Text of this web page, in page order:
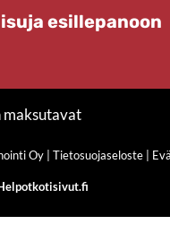
esillepanoon
Oy | Tietosuojaseloste |